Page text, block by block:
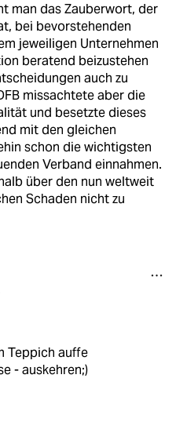
man das Zauberwort, der
bei bevorstehenden
jeweiligen Unternehmen
beratend beizustehen
auch zu
missachtete aber die
und besetzte dieses
mit den gleichen
schon die wichtigsten
Verband einnahmen.
über den nun weltweit
Schaden nicht zu
Teppich auffe
- auskehren;)